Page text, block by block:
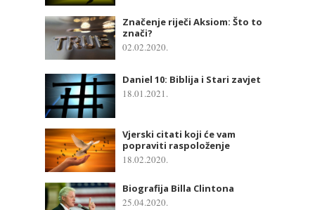
Značenje riječi Aksiom: Što to
znači?
02.02.2020.
Daniel 10: Biblija i Stari zavjet
18.01.2021.
Vjerski citati koji će vam
popraviti raspoloženje
18.02.2020.
Biografija Billa Clintona
25.04.2020.